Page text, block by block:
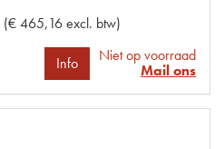
(€ 465,16 excl. btw)
Info
Niet op voorraad
Mail ons